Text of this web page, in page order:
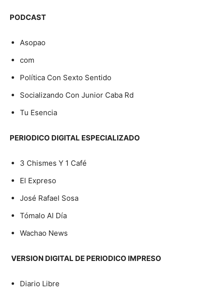
PODCAST
Asopao
com
Política Con Sexto Sentido
Socializando Con Junior Caba Rd
Tu Esencia
PERIODICO DIGITAL ESPECIALIZADO
3 Chismes Y 1 Café
El Expreso
José Rafael Sosa
Tómalo Al Día
Wachao News
VERSION DIGITAL DE PERIODICO IMPRESO
Diario Libre